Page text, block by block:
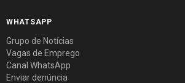
WHATSAPP
Grupo de Notícias
Vagas de Emprego
Canal WhatsApp
Enviar denúncia